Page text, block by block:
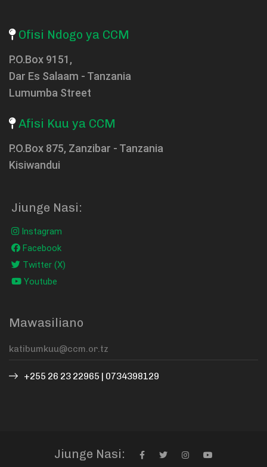
Ofisi Ndogo ya CCM
P.O.Box 9151,
Dar Es Salaam - Tanzania
Lumumba Street
Afisi Kuu ya CCM
P.O.Box 875, Zanzibar - Tanzania
Kisiwandui
Jiunge Nasi:
Instagram
Facebook
Twitter (X)
Youtube
Mawasiliano
+255 26 23 22965 | 0734398129
Jiunge Nasi: